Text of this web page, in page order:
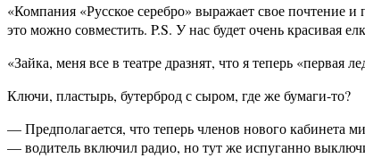
«Компания «Русское серебро» выражает свое почтение
это можно совместить. P.S. У нас будет очень красивая
«Зайка, меня все в театре дразнят, что я теперь
Ключи, пластырь, бутерброд с сыром, где же бумаги-то?
— Предполагается, что теперь членов нового кабинета
— водитель включил радио, но тут же испуганно